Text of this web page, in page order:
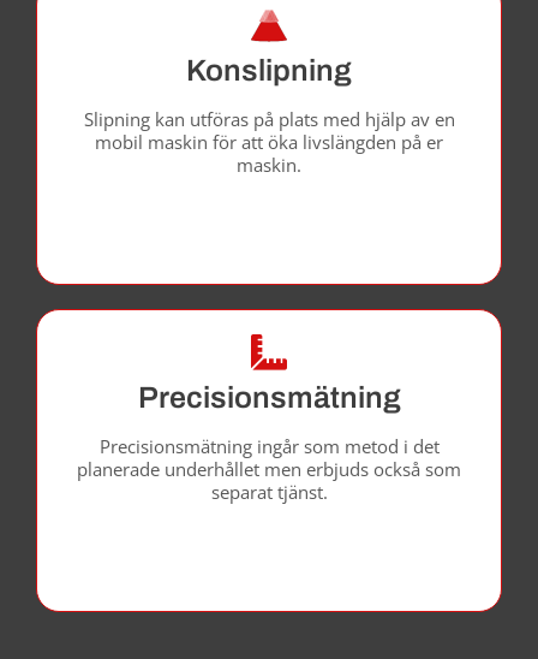
Konslipning
Slipning kan utföras på plats med hjälp av en
mobil maskin för att öka livslängden på er
maskin.
Precisionsmätning
Precisionsmätning ingår som metod i det
planerade underhållet men erbjuds också som
separat tjänst.